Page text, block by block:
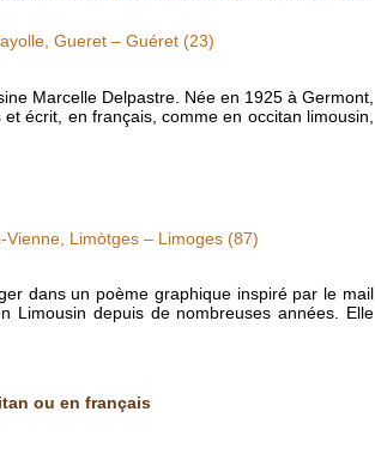
Gueret – Guéret (23)
Marcelle Delpastre. Née en 1925 à Germont,
écrit, en français, comme en occitan limousin,
Limòtges – Limoges (87)
dans un poème graphique inspiré par le mail
Limousin depuis de nombreuses années. Elle
ou en français